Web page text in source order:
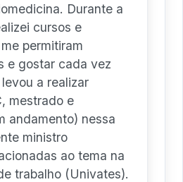
Durante a
cursos e
permitiram
e gostar cada vez
a realizar
mestrado e
andamento) nessa
ministro
ao tema na
trabalho (Univates).